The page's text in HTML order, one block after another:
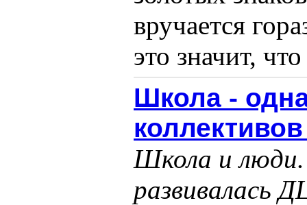
вручается
это значит,
Школа -
Школа и люди.